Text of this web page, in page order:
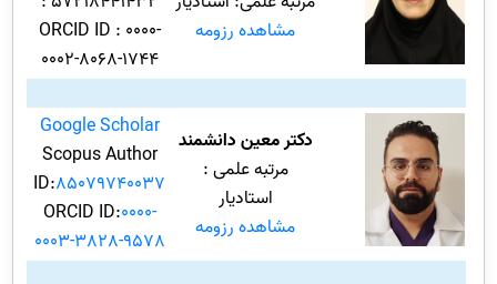
مشاهده رزومه
ORCID ID : 0000-
0002-8068-1744
دکتر معین دانشمند
مرتبه علمی :
استادیار
مشاهده رزومه
Google Scholar
Scopus Author
ID:85079740037
ORCID ID:0000-
0003-3828-9578